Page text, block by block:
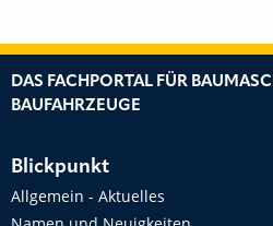
DAS FACHPORTAL FÜR
BAUFAHRZEUGE
Blickpunkt
Allgemein - Aktuelles